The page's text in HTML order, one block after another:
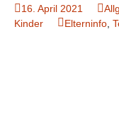
16. April 2021
Kinder
Elterninfo